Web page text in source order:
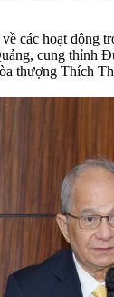
các hoạt động
cung thỉnh
thượng Thích